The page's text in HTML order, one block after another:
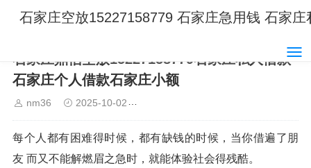
石家庄空放15227158779 石家庄急用钱 石家
石家庄鼎信空放15227158779石家庄私人借款
石家庄个人借款石家庄小额
nm36 2025-10-02
每个人都有困难得时候，都有缺钱的时候，当你借遍了朋
友 而又不能解燃眉之急时，就能体验社会得残酷。